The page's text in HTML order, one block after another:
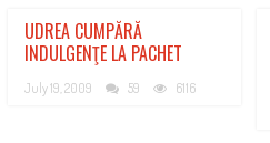
UDREA CUMPĂRĂ
INDULGENŢE LA PACHET
July 19, 2009 59 6116